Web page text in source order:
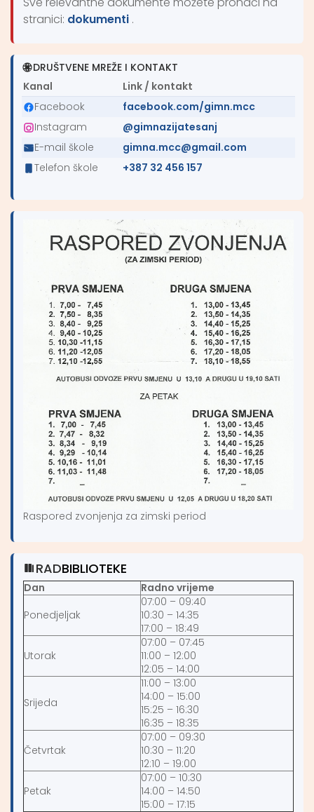
stranici: dokumenti .
DRUŠTVENE MREŽE I KONTAKT
Kanal
Link / kontakt
Facebook
facebook.com/gimn.mcc
Instagram
@gimnazijatesanj
E-mail škole
gimna.mcc@gmail.com
Telefon škole
+387 32 456 157
Raspored zvonjenja za zimski period
RADBIBLIOTEKE
Dan
Radno vrijeme
Ponedjeljak
07:00 – 09:40
10:30 – 14:35
17:00 – 18:49
Utorak
07:00 – 07:45
11:00 – 12:00
12:05 – 14:00
Srijeda
11:00 – 13:00
14:00 – 15:00
15:25 – 16:30
16:35 – 18:35
Četvrtak
07:00 – 09:30
10:30 – 11:20
12:10 – 19:00
Petak
07:00 – 10:30
14:00 – 14:50
15:00 – 17:15